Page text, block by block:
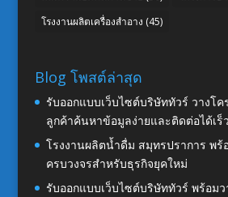
โรงงานผลิตเครื่องสำอาง (45)
Blog โพสต์ล่าสุด
รับออกแบบเว็บไซต์บริษัททัวร์ วางโค
ลูกค้าค้นหาข้อมูลง่ายและติดต่อได้เร็ว
โรงงานผลิตน้ำดื่ม สมุทรปราการ พ
ครบวงจรสำหรับธุรกิจยุคใหม่
รับออกแบบเว็บไซต์บริษัททัวร์ พร้อมว